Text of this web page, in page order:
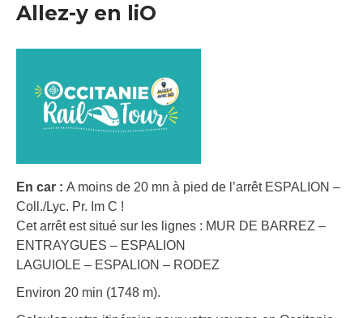
Allez-y en liO
En car : A moins de 20 mn à pied de l’arrêt ESPALION –
Coll./Lyc. Pr. Im C !
Cet arrêt est situé sur les lignes : MUR DE BARREZ –
ENTRAYGUES – ESPALION
LAGUIOLE – ESPALION – RODEZ
Environ 20 min (1748 m).